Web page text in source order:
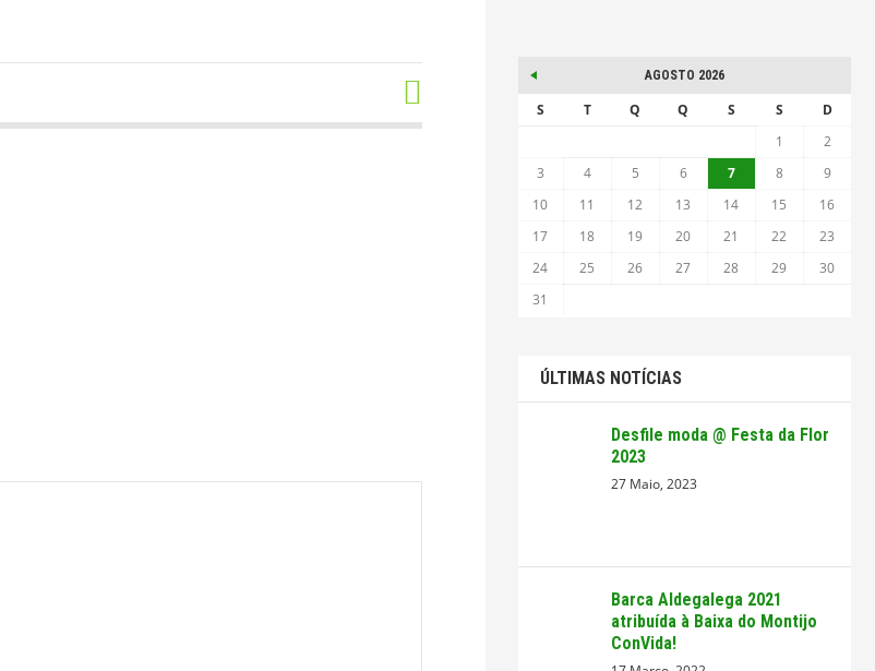
AGOSTO 2026
S T Q Q S S
D
1
2
3
4 5 6 7 8
9
10
11 12 13 14 15
16
17
18 19 20 21 22
23
24
25 26 27 28 29
30
31
ÚLTIMAS NOTÍCIAS
Desfile moda @ Festa da Flor
2023
27 Maio, 2023
Barca Aldegalega 2021
atribuída à Baixa do Montijo
ConVida!